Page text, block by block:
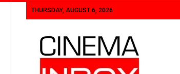
THURSDAY, AUGUST 6, 2026